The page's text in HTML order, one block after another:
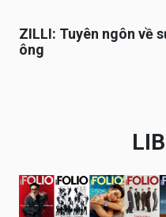
ZILLI: Tuyên ngôn về
ông